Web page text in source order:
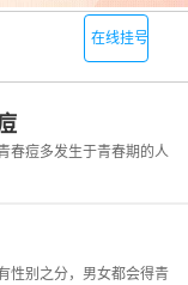
在线挂号
春痘多发生于青春期的人
性别之分，男女都会得青